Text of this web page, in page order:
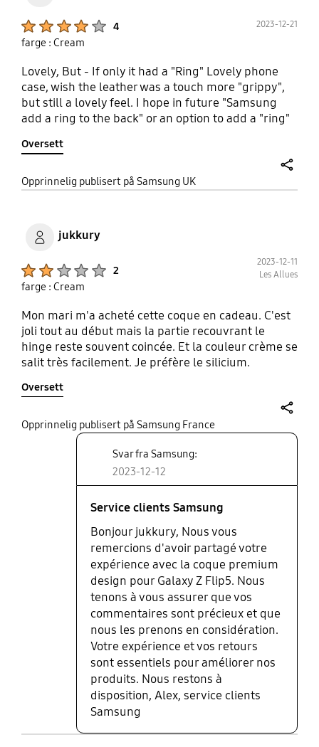
4 2023-12-21
farge : Cream
Lovely, But - If only it had a "Ring" Lovely phone
case, wish the leather was a touch more "grippy",
but still a lovely feel. I hope in future "Samsung
add a ring to the back" or an option to add a "ring"
been 10/10.I will give it 9/10 because no "ring" on
Oversett
Opprinnelig publisert på Samsung UK
jukkury
2
2023-12-11
Les Allues
farge : Cream
Mon mari m'a acheté cette coque en cadeau. C'est
joli tout au début mais la partie recouvrant le
hinge reste souvent coincée. Et la couleur crème se
salit très facilement. Je préfère le silicium.
Oversett
Opprinnelig publisert på Samsung France
Svar fra Samsung:
2023-12-12
Service clients Samsung
Bonjour jukkury, Nous vous
remercions d'avoir partagé votre
expérience avec la coque premium
design pour Galaxy Z Flip5. Nous
tenons à vous assurer que vos
commentaires sont précieux et que
nous les prenons en considération.
Votre expérience et vos retours
sont essentiels pour améliorer nos
produits. Nous restons à
disposition, Alex, service clients
Samsung